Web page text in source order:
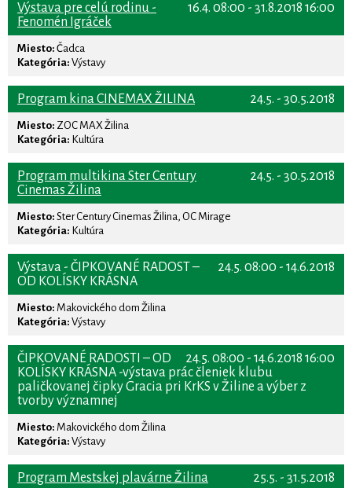
16.4. 08:00 - 31.8.2018 16:00
Výstava pre celú rodinu -
Fenomén Igráček
Miesto: Čadca
Kategória: Výstavy
24.5. - 30.5.2018
Program kina CINEMAX ŽILINA
Miesto: ZOC MAX Žilina
Kategória: Kultúra
24.5. - 30.5.2018
Program multikina Ster Century
Cinemas Žilina
Miesto: Ster Century Cinemas Žilina, OC Mirage
Kategória: Kultúra
24.5. 08:00 - 14.6.2018
Výstava - ČIPKOVANÉ RADOST –
OD KOLÍSKY KRÁSNA
Miesto: Makovického dom Žilina
Kategória: Výstavy
24.5. 08:00 - 14.6.2018 16:00
ČIPKOVANÉ RADOSTI – OD
KOLÍSKY KRÁSNA -výstava prác členiek klubu
paličkovanej čipky Gracia pri KrKS v Žiline a výber z
tvorby významnej
Miesto: Makovického dom Žilina
Kategória: Výstavy
25.5. - 31.5.2018
Program Mestskej plavárne Žilina